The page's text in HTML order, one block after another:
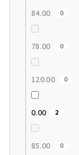
84.00 0
78.00 0
120.00 0
0.00 2
85.00 0